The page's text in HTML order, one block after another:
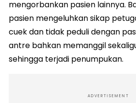
mengorbankan pasien lainnya.
pasien mengeluhkan sikap
cuek dan tidak peduli dengan
antre bahkan memanggil
sehingga terjadi penumpukan.
ADVERTISEMENT